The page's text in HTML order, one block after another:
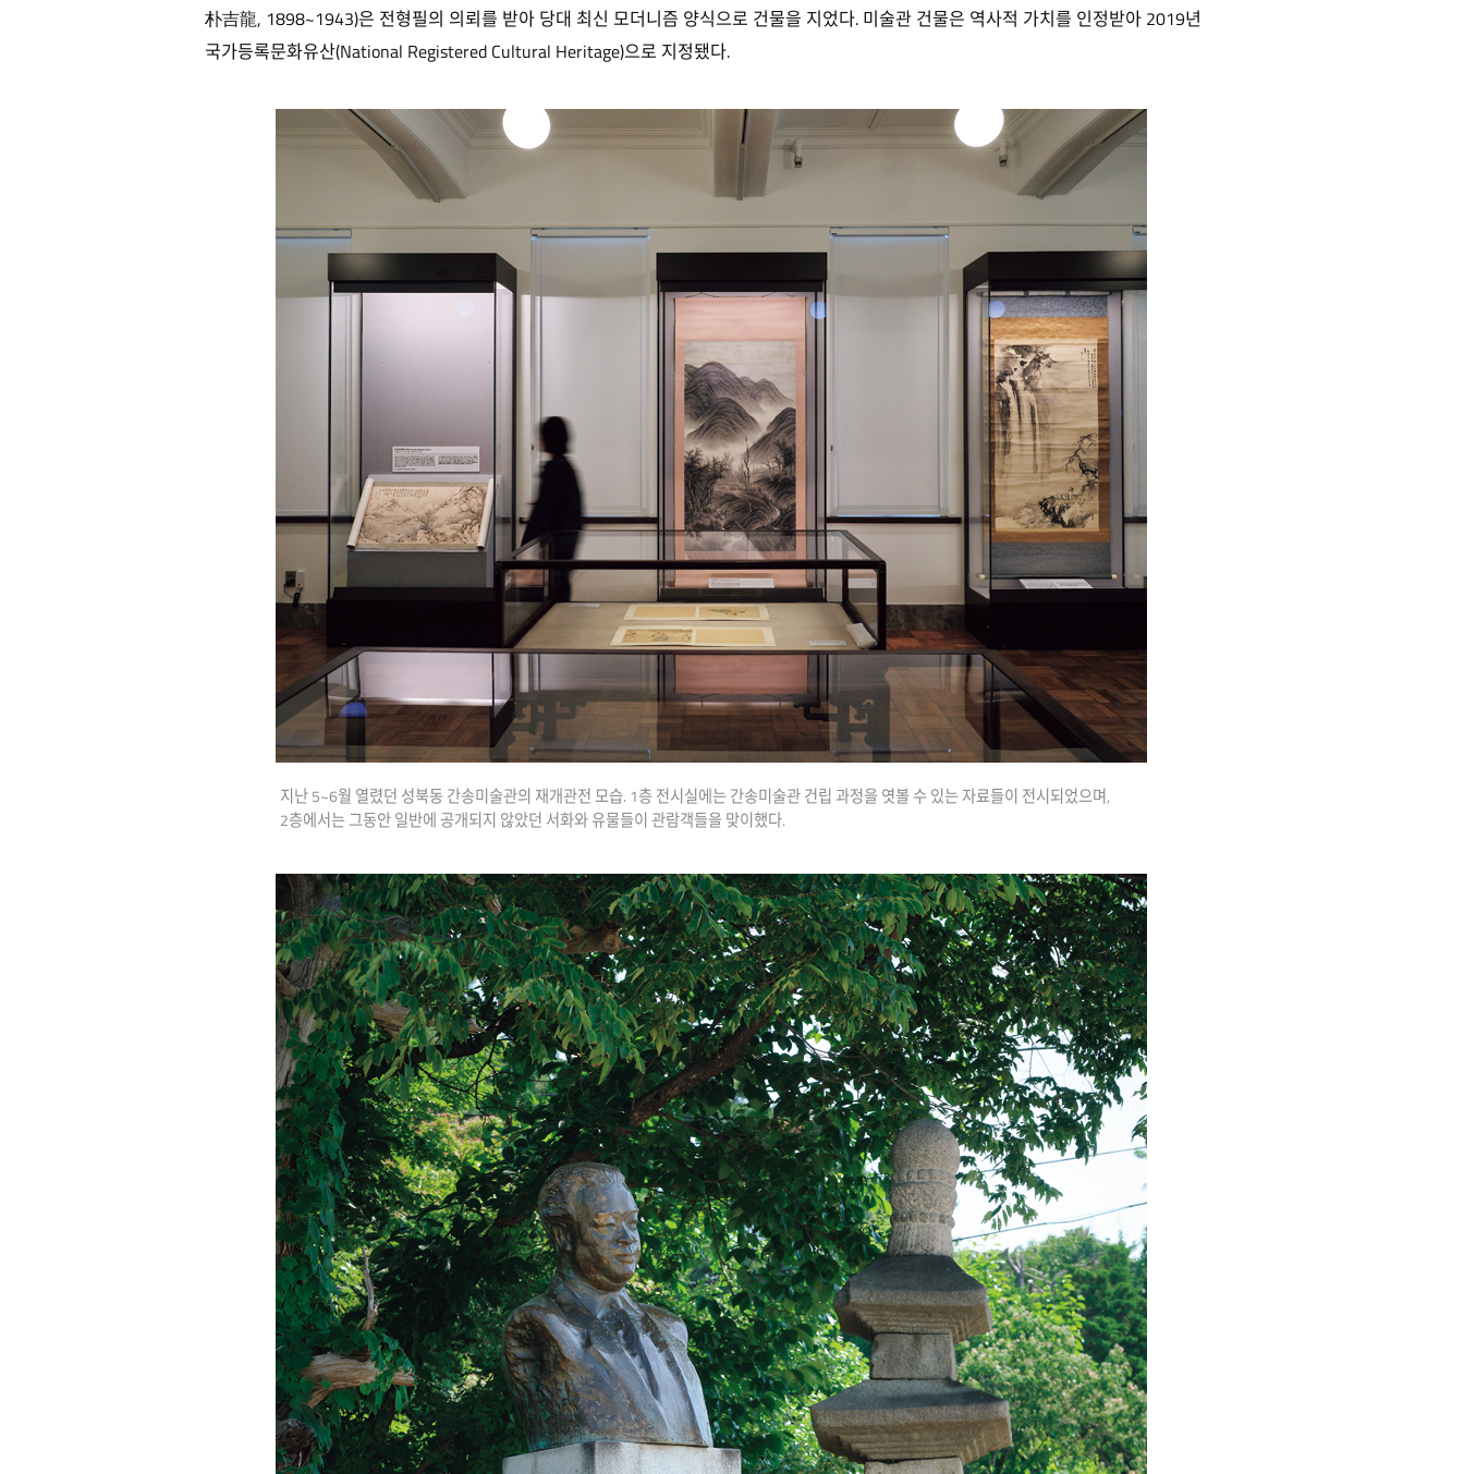
朴吉龍, 1898~1943)은 전형필의 의뢰를 받아 당대 최신 모더니즘 양식으로 건물을 지었다. 미술관 건물은 역사적 가치를 인정받아 2019년
국가등록문화유산(National Registered Cultural Heritage)으로 지정됐다.
지난 5~6월 열렸던 성북동 간송미술관의 재개관전 모습. 1층 전시실에는 간송미술관 건립 과정을 엿볼 수 있는 자료들이 전시되었으며,
2층에서는 그동안 일반에 공개되지 않았던 서화와 유물들이 관람객들을 맞이했다.